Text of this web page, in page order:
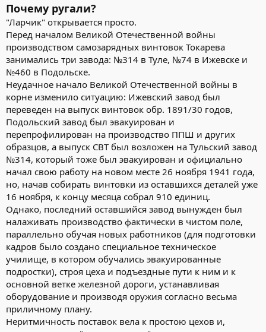
Почему ругали?
"Ларчик" открывается просто.
Перед началом Великой Отечественной войны
производством самозарядных винтовок Токарева
занимались три завода: №314 в Туле, №74 в Ижевске и
№460 в Подольске.
Неудачное начало Великой Отечественной войны в
корне изменило ситуацию: Ижевский завод был
переведен на выпуск винтовок обр. 1891/30 годов,
Подольский завод был эвакуирован и
перепрофилирован на производство ППШ и других
образцов, а выпуск СВТ был возложен на Тульский завод
№314, который тоже был эвакуирован и официально
начал свою работу на новом месте 26 ноября 1941 года,
но, начав собирать винтовки из оставшихся деталей уже
16 ноября, к концу месяца собрал 910 единиц.
Однако, последний оставшийся завод вынужден был
налаживать производство фактически в чистом поле,
параллельно обучая новых работников (для подготовки
кадров было создано специальное техническое
училище, в котором обучались эвакуированные
подростки), строя цеха и подъездные пути к ним и к
основной ветке железной дороги, устанавливая
оборудование и производя оружия согласно весьма
приличному плану.
Неритмичность поставок вела к простою цехов и,